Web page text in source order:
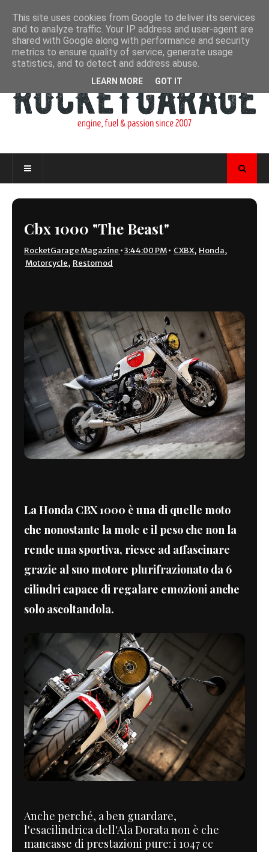
Cbx 1000 "The Beast"
RocketGarage Magazine •3:44:00 PM• CXBX, Honda,
Motorcycle, Restomod
La Honda CBX 1000 è una di quelle moto
che nonostante la mole e il peso che non la
rende una sportiva, riesce ad affascinare
grazie al suo motore plurifrazionato da 6
cilindri capace di regalare emozioni anche
solo ascoltandola.
Anche perché, a ben guardare,
l'esacilindrica dell'Ala Dorata non è che
mancasse di prestazioni pure: i 1047 cc
This site uses cookies from Google to deliver its services
and to analyze traffic. Your IP address and user-agent are
shared with Google along with performance and security
metrics to ensure quality of service, generate usage
statistics, and to detect and address abuse.
LEARN MORE GOT IT